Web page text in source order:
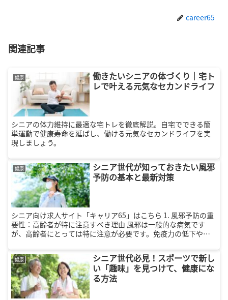
career65
関連記事
健康
働きたいシニアの体づくり｜宅ト
レで叶える元気なセカンドライフ
シニアの体力維持に最適な宅トレを徹底解説。自宅でできる簡
単運動で健康寿命を延ばし、働ける元気なセカンドライフを実
現しましょう。
健康
シニア世代が知っておきたい風邪
予防の基本と最新対策
シニア向け求人サイト「キャリア65」はこちら 1. 風邪予防の重
要性：高齢者が特に注意すべき理由 風邪は一般的な病気です
が、高齢者にとっては特に注意が必要です。免疫力の低下や持
くなりま...
健康
シニア世代必見！スポーツで新し
い「趣味」を見つけて、健康にな
る方法